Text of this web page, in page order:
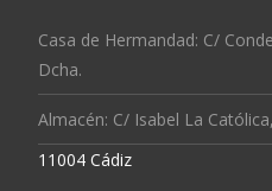
Casa de Hermandad: C/
Dcha.
Almacén: C/ Isabel La
11004 Cádiz